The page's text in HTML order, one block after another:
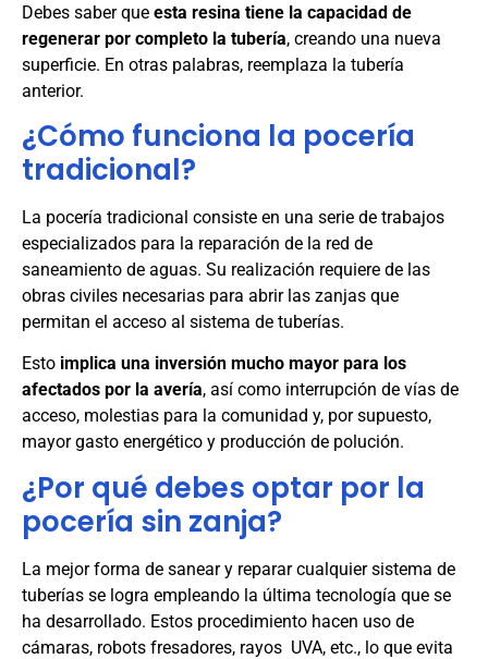
Debes saber que esta resina tiene la capacidad de
regenerar por completo la tubería, creando una nueva
superficie. En otras palabras, reemplaza la tubería
anterior.
¿Cómo funciona la pocería
tradicional?
La pocería tradicional consiste en una serie de trabajos
especializados para la reparación de la red de
saneamiento de aguas. Su realización requiere de las
obras civiles necesarias para abrir las zanjas que
permitan el acceso al sistema de tuberías.
Esto implica una inversión mucho mayor para los
afectados por la avería, así como interrupción de vías de
acceso, molestias para la comunidad y, por supuesto,
mayor gasto energético y producción de polución.
¿Por qué debes optar por la
pocería sin zanja?
La mejor forma de sanear y reparar cualquier sistema de
tuberías se logra empleando la última tecnología que se
ha desarrollado. Estos procedimiento hacen uso de
cámaras, robots fresadores, rayos UVA, etc., lo que evita